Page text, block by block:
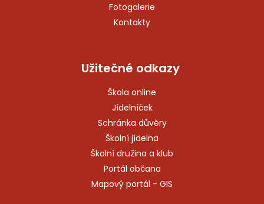
Fotogalerie
Kontakty
Užitečné odkazy
Škola online
Jídelníček
Schránka důvěry
Školní jídelna
Školní družina a klub
Portál občana
Mapový portál - GIS